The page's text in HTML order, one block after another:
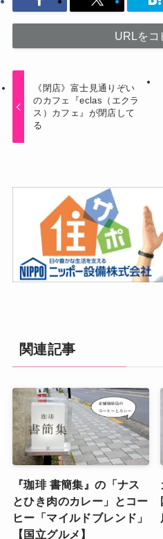
URLをコ
《閉店》富士見通りぞい
のカフェ『eclas（エクラ
ス）カフェ』が閉店して
る
関連記事
『珈琲 書簡集』の「ナス
とひき肉のカレー」とコー
ヒー「マイルドブレンド」
【国立グルメ】